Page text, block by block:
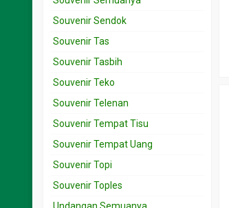
Souvenir Sendok
Souvenir Tas
Souvenir Tasbih
Souvenir Teko
Souvenir Telenan
Souvenir Tempat Tisu
Souvenir Tempat Uang
Souvenir Topi
Souvenir Toples